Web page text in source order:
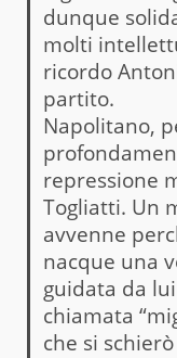
dunque
molti
ricordo
partito.
Napolitano,
repressione
Togliatti. Un
avvenne
nacque una
guidata da
chiamata
che si